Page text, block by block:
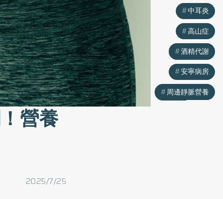
營養
2025/7/25
中耳炎
高山症
酒精代謝
安寧病房
周邊靜脈營養
中耳炎
高山症
酒精代謝
安寧病房
周邊靜脈營養